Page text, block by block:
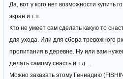
Да, вот у кого нет возможности купить
экран и т.п.
Кто не умеет сам сделать какую то
для ухода. Или для сбора тревожного
пропитания в деревне. Ну или вам
делать самому снасть и т.д....
Можно заказать этому Геннадию